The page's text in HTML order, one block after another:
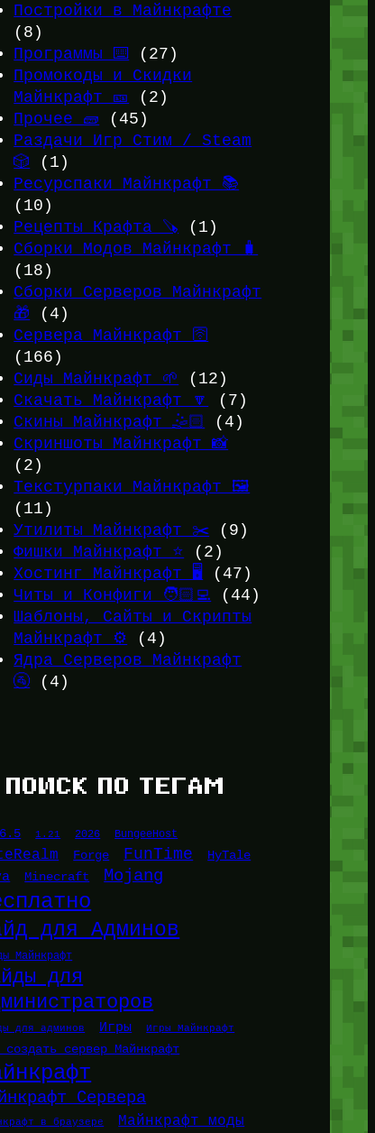
Постройки в Майнкрафте
(8)
Программы ⌨️
(27)
Промокоды и Скидки
Майнкрафт 🎫
(2)
Прочее 🧱 (45)
Раздачи Игр Стим / Steam
🎲 (1)
Ресурспаки Майнкрафт 📚
(10)
Рецепты Крафта 🪚 (1)
Сборки Модов Майнкрафт 🧳
(18)
Сборки Серверов Майнкрафт
🎁 (4)
Сервера Майнкрафт 🛜
(166)
Сиды Майнкрафт 🌱
(12)
Скачать Майнкрафт 🔽
(7)
Скины Майнкрафт 🤹🏻
(4)
Скриншоты Майнкрафт 📸
(2)
Текстурпаки Майнкрафт 🖼️
(11)
Утилиты Майнкрафт ✂️ (9)
Фишки Майнкрафт ⭐ (2)
Хостинг Майнкрафт 🖥️
(47)
Читы и Конфиги 🧑🏻‍💻 (44)
Шаблоны, Сайты и Скрипты
Майнкрафт ⚙️ (4)
Ядра Серверов Майнкрафт
🚰 (4)
ПОИСК ПО ТЕГАМ
1.21 2026 BungeeHost
Forge FunTime HyTale
Minecraft Mojang
для Админов
Майнкрафт
для
для админов Игры Игры Майнкрафт
создать сервер Майнкрафт
Сервера
в браузере Майнкрафт моды